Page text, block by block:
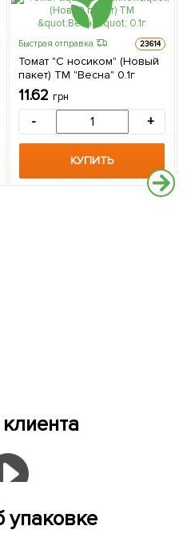
Быстрая отправка 23614
Томат "С носиком" (Новый
пакет) ТМ "Весна" 0.1г
11.62 грн
- +
КУПИТЬ
упаковке